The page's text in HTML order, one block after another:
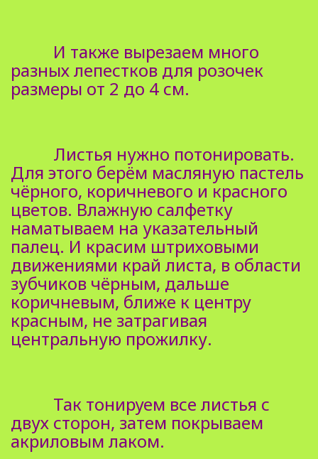
И также вырезаем много
разных лепестков для розочек
размеры от 2 до 4 см.
Листья нужно потонировать.
Для этого берём масляную пастель
чёрного, коричневого и красного
цветов. Влажную салфетку
наматываем на указательный
палец. И красим штриховыми
движениями край листа, в области
зубчиков чёрным, дальше
коричневым, ближе к центру
красным, не затрагивая
центральную прожилку.
Так тонируем все листья с
двух сторон, затем покрываем
акриловым лаком.